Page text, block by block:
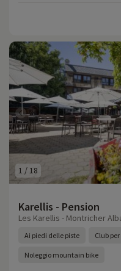
1 /18
Karellis - Pension
Les Karellis - Montricher
Ai piedi delle piste Club
Noleggio mountain bike